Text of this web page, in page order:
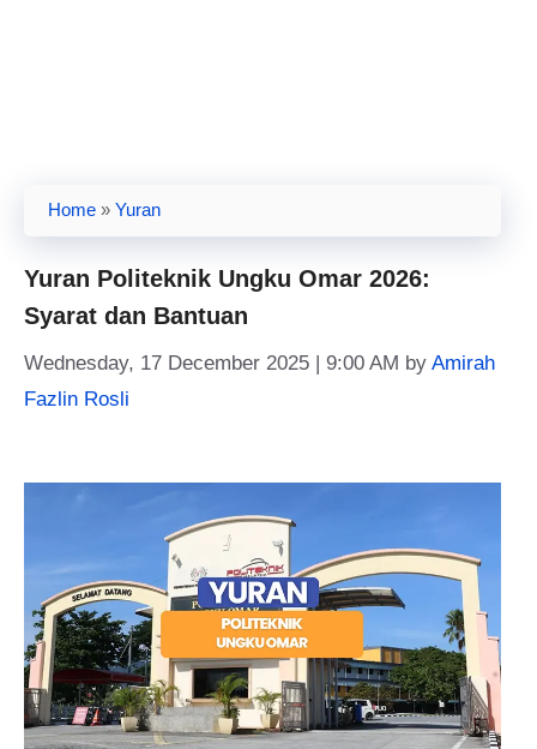
Home » Yuran
Yuran Politeknik Ungku Omar 2026:
Syarat dan Bantuan
Wednesday, 17 December 2025 | 9:00 AM by Amirah
Fazlin Rosli